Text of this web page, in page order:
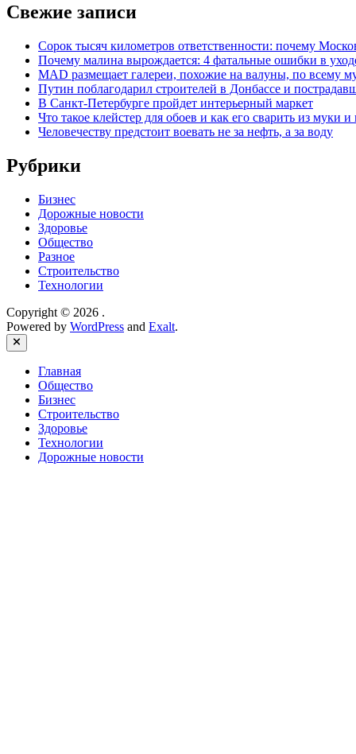
Свежие записи
Сорок тысяч километров ответственности: почему
Почему малина вырождается: 4 фатальные ошибки в
MAD размещает галереи, похожие на валуны, по всему
Путин поблагодарил строителей в Донбассе и
В Санкт-Петербурге пройдет интерьерный маркет
Что такое клейстер для обоев и как его сварить из муки и
Человечеству предстоит воевать не за нефть, а за воду
Рубрики
Бизнес
Дорожные новости
Здоровье
Общество
Разное
Строительство
Технологии
Copyright © 2026 .
Powered by WordPress and Exalt.
Close
Главная
Общество
Бизнес
Строительство
Здоровье
Технологии
Дорожные новости